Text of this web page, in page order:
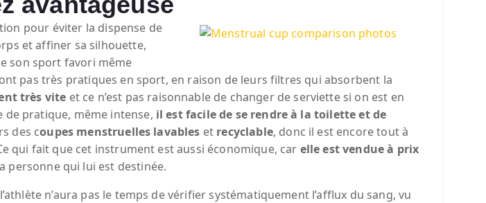
pour éviter la dispense de
et affiner sa silhouette,
son sport favori même
pas très pratiques en sport, en raison de leurs filtres qui absorbent la
très vite et ce n’est pas raisonnable de changer de serviette si on est en
de pratique, même intense, il est facile de se rendre à la toilette et de
des coupes menstruelles lavables et recyclable, donc il est encore tout à
qui fait que cet instrument est aussi économique, car elle est vendue à prix
personne qui lui est destinée.
n’aura pas le temps de vérifier systématiquement l’afflux du sang, vu